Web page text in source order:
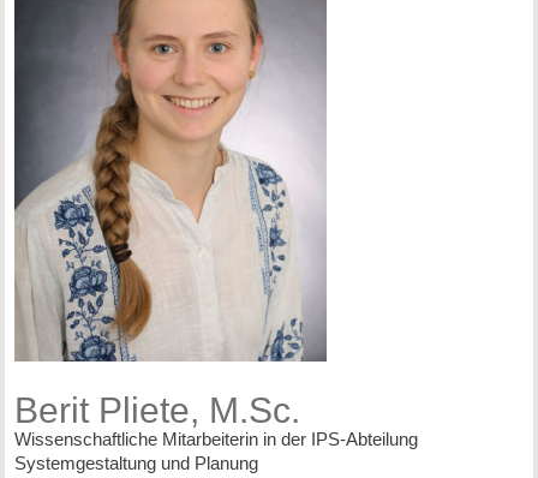
Berit Pliete, M.Sc.
Wissenschaftliche Mitarbeiterin in der IPS-Abteilung
Systemgestaltung und Planung